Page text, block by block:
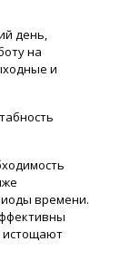
день,
на
и
времени.
истощают